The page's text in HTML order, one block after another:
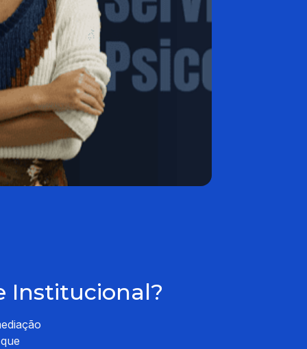
Institucional?